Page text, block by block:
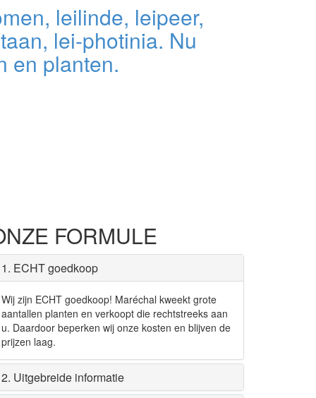
leilinde, leipeer,
lei-photinia. Nu
en planten.
FORMULE
1. ECHT goedkoop
Wij zijn ECHT goedkoop! Maréchal kweekt grote
aantallen planten en verkoopt die rechtstreeks aan
u. Daardoor beperken wij onze kosten en blijven de
prijzen laag.
2. Uitgebreide informatie